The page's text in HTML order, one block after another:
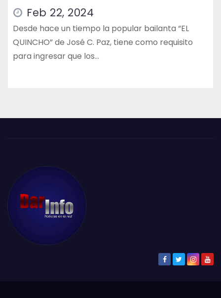
Feb 22, 2024
Desde hace un tiempo la popular bailanta “EL
QUINCHO” de José C. Paz, tiene como requisito
para ingresar que los…